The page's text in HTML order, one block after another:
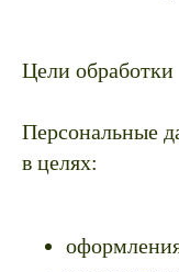
Цели обработки
Персональные
в целях: